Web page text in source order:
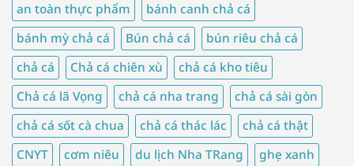
an toàn thực phẩm
bánh canh chả cá
bánh mỳ chả cá
Bún chả cá
bún riêu chả cá
chả cá
Chả cá chiên xù
chả cá kho tiêu
Chả cá lã Vọng
chả cá nha trang
chả cá sài gòn
chả cá sốt cà chua
chả cá thác lác
chả cá thật
CNYT
cơm niêu du lịch Nha TRang
ghẹ xanh